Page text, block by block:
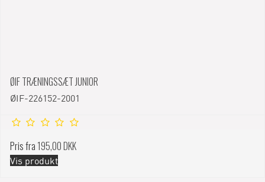
ØIF TRÆNINGSSÆT JUNIOR
ØIF-226152-2001
Pris fra 195,00 DKK
Vis produkt